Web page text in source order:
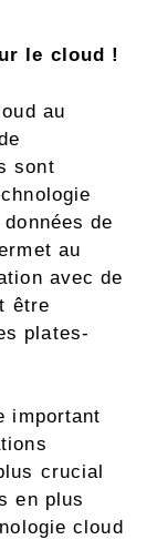
le cloud !
au
sont
de
au
avec de
être
plates-
important
crucial
en plus
cloud